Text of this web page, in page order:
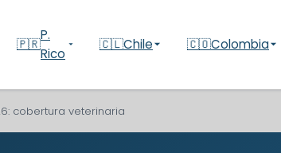
🇵🇷
P.
Rico
🇨🇱Chile 🇨🇴Colombia
cobertura veterinaria